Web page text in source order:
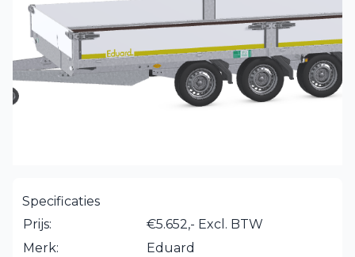
Specificaties
Prijs:
€5.652,- Excl. BTW
Merk:
Eduard